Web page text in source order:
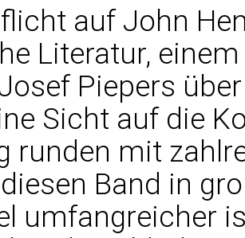
auf John
Literatur,
Piepers
Sicht auf die
runden mit
Band in
umfangreicher